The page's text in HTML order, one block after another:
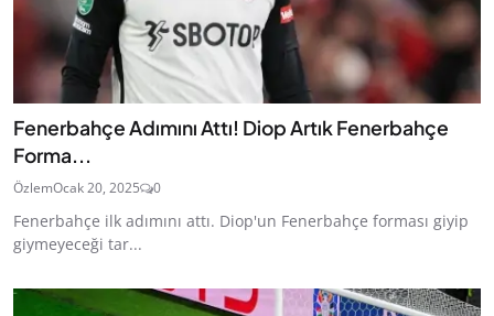
Fenerbahçe Adımını Attı! Diop Artık Fenerbahçe
Forma...
ÖzlemOcak 20, 2025 0
Fenerbahçe ilk adımını attı. Diop'un Fenerbahçe forması giyip
giymeyeceği tar...